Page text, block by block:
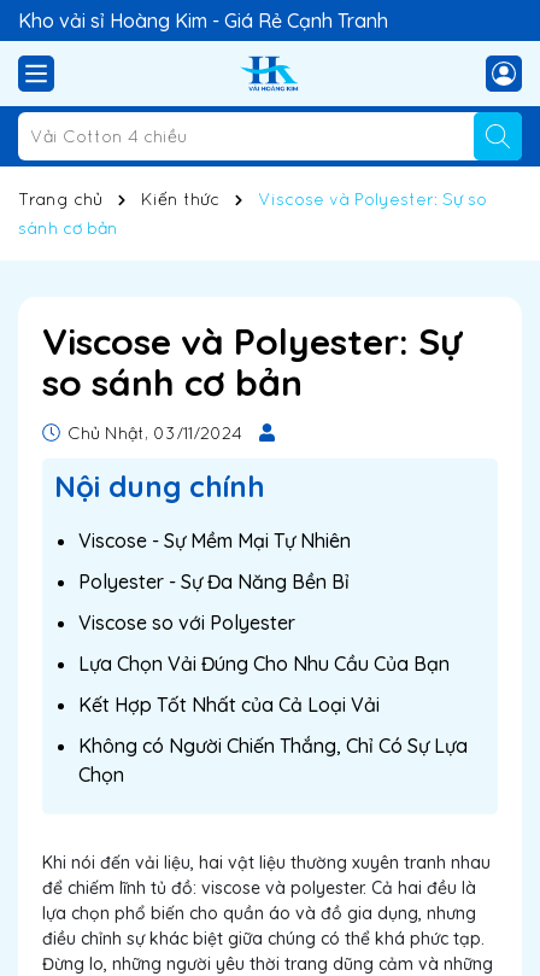
Kho vải sỉ Hoàng Kim - Giá Rẻ Cạnh Tranh
Trang chủ Kiến thức
Viscose và Polyester: Sự so
sánh cơ bản
Viscose và Polyester: Sự
so sánh cơ bản
Chủ Nhật, 03/11/2024
Nội dung chính
Viscose - Sự Mềm Mại Tự Nhiên
Polyester - Sự Đa Năng Bền Bỉ
Viscose so với Polyester
Lựa Chọn Vải Đúng Cho Nhu Cầu Của Bạn
Kết Hợp Tốt Nhất của Cả Loại Vải
Không có Người Chiến Thắng, Chỉ Có Sự Lựa
Chọn
Khi nói đến vải liệu, hai vật liệu thường xuyên tranh nhau
để chiếm lĩnh tủ đồ: viscose và polyester. Cả hai đều là
lựa chọn phổ biến cho quần áo và đồ gia dụng, nhưng
điều chỉnh sự khác biệt giữa chúng có thể khá phức tạp.
Đừng lo, những người yêu thời trang dũng cảm và những